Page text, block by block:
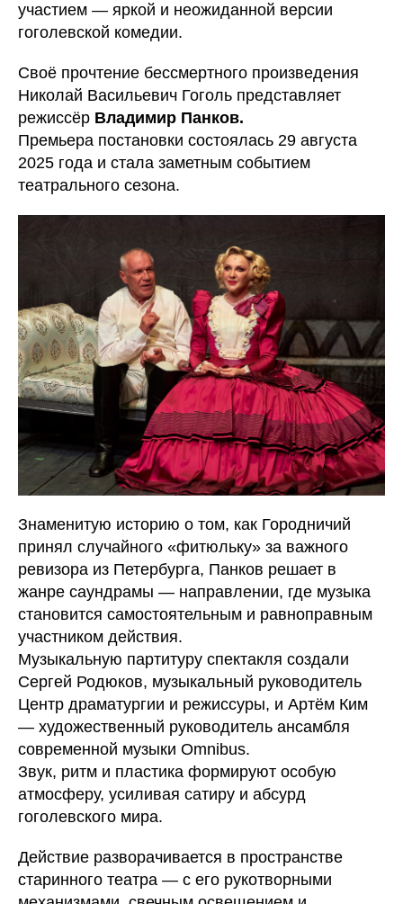
участием — яркой и неожиданной версии
гоголевской комедии.
Своё прочтение бессмертного произведения
Николай Васильевич Гоголь представляет
режиссёр Владимир Панков.
Премьера постановки состоялась 29 августа
2025 года и стала заметным событием
театрального сезона.
Знаменитую историю о том, как Городничий
принял случайного «фитюльку» за важного
ревизора из Петербурга, Панков решает в
жанре саундрамы — направлении, где музыка
становится самостоятельным и равноправным
участником действия.
Музыкальную партитуру спектакля создали
Сергей Родюков, музыкальный руководитель
Центр драматургии и режиссуры, и Артём Ким
— художественный руководитель ансамбля
современной музыки Omnibus.
Звук, ритм и пластика формируют особую
атмосферу, усиливая сатиру и абсурд
гоголевского мира.
Действие разворачивается в пространстве
старинного театра — с его рукотворными